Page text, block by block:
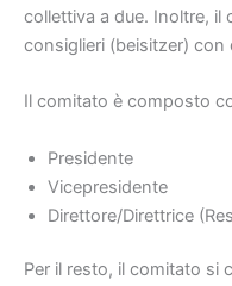
collettiva a due. Inoltre, il
consiglieri (beisitzer) con
Il comitato è composto
Presidente
Vicepresidente
Direttore/Direttrice
Per il resto, il comitato si